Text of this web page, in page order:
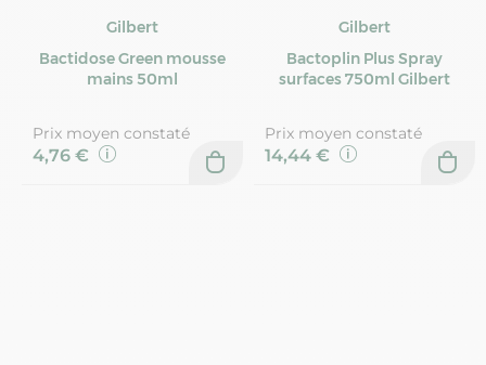
Gilbert
Bactidose Green mousse
mains 50ml
Prix moyen constaté
4,76 €
Gilbert
Bactoplin Plus Spray
surfaces 750ml Gilbert
Prix moyen constaté
14,44 €